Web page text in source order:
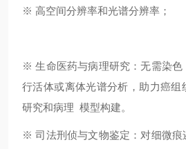
※ 高空间分辨率和光谱分辨率；
※ 生命医药与病理研究：无需染色
行活体或离体光谱分析，助力癌组
研究和病理 模型构建。
※ 司法刑侦与文物鉴定：对细微痕